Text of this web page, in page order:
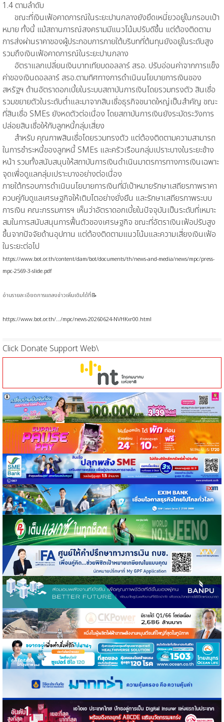
1.4 ตามลำดับ
ขณะที่เงินเฟ้อคาดการณ์ในระยะปานกลางยังยึดเหนี่ยวอยู่ในกรอบเป้า
หมาย ทั้งนี้ แม้สถานการณ์สงครามมีแนวโน้มปรับดีขึ้น แต่ต้องติดตาม
การส่งผ่านราคาของผู้ประกอบการภายใต้บริบทที่ต้นทุนยังอยู่ในระดับสูง
รวมถึงเงินเฟ้อคาดการณ์ในระยะปานกลาง
อัตราแลกเปลี่ยนเงินบาทเทียบดอลลาร์ สรอ. ปรับอ่อนค่าจากการแข็ง
ค่าของเงินดอลลาร์ สรอ.ตามทิศทางการดำเนินนโยบายการเงินของ
สหรัฐฯ ด้านอัตราดอกเบี้ยในระบบสถาบันการเงินโดยรวมทรงตัว สินเชื่อ
รวมขยายตัวในระดับต่ำและมาจากสินเชื่อธุรกิจขนาดใหญ่เป็นสำคัญ ขณะ
ที่สินเชื่อ SMEs ยังหดตัวต่อเนื่อง โดยสถาบันการเงินยังระมัดระวังการ
ปล่อยสินเชื่อให้กับลูกหนี้กลุ่มเสี่ยง
สำหรับ คุณภาพสินเชื่อโดยรวมทรงตัว แต่ต้องติดตามความสามารถ
ในการชำระหนี้ของลูกหนี้ SMEs และครัวเรือนกลุ่มเปราะบางในระยะข้าง
หน้า รวมทั้งสนับสนุนให้สถาบันการเงินดำเนินมาตรการทางการเงินเฉพาะ
จุดเพื่อดูแลกลุ่มเปราะบางอย่างต่อเนื่อง
ภายใต้กรอบการดำเนินนโยบายการเงินที่มีเป้าหมายรักษาเสถียรภาพราคา
ควบคู่กับดูแลเศรษฐกิจให้เติบโตอย่างยั่งยืน และรักษาเสถียรภาพระบบ
การเงิน คณะกรรมการฯ เห็นว่าอัตราดอกเบี้ยในปัจจุบันเป็นระดับที่เหมาะ
สมในการสนับสนุนการฟื้นตัวของเศรษฐกิจ ขณะที่อัตราเงินเฟ้อปรับสูง
ขึ้นจากปัจจัยด้านอุปทาน แต่ต้องติดตามแนวโน้มและความเสี่ยงเงินเฟ้อ
ในระยะต่อไป
https://www.bot.or.th/content/dam/bot/documents/th/news-and-media/news/mpc/press-
mpc-2569-3-slide.pdf
อ่านรายละเอียดการแถลงข่าวเพิ่มเติมได้ที่📝
https://www.bot.or.th/.../mpc/news-20260624-NVHKxr00.html
Click Donate Support Web\